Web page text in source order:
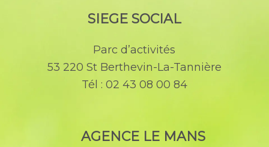
SIEGE SOCIAL
Parc d’activités
53 220 St Berthevin-La-Tannière
Tél : 02 43 08 00 84
AGENCE LE MANS